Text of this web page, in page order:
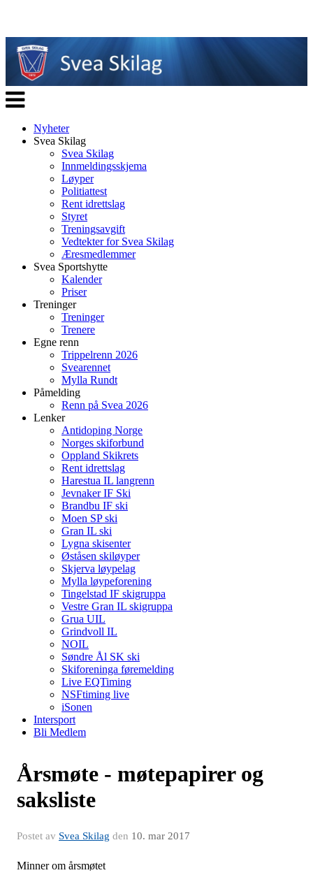
Veksle
navigasjon
Nyheter
Svea Skilag
Svea Skilag
Innmeldingsskjema
Løyper
Politiattest
Rent idrettslag
Styret
Treningsavgift
Vedtekter for Svea Skilag
Æresmedlemmer
Svea Sportshytte
Kalender
Priser
Treninger
Treninger
Trenere
Egne renn
Trippelrenn 2026
Svearennet
Mylla Rundt
Påmelding
Renn på Svea 2026
Lenker
Antidoping Norge
Norges skiforbund
Oppland Skikrets
Rent idrettslag
Harestua IL langrenn
Jevnaker IF Ski
Brandbu IF ski
Moen SP ski
Gran IL ski
Lygna skisenter
Øståsen skiløyper
Skjerva løypelag
Mylla løypeforening
Tingelstad IF skigruppa
Vestre Gran IL skigruppa
Grua UIL
Grindvoll IL
NOIL
Søndre Ål SK ski
Skiforeninga føremelding
Live EQTiming
NSFtiming live
iSonen
Intersport
Bli Medlem
Årsmøte - møtepapirer og
saksliste
Postet av Svea Skilag den 10. mar 2017
Minner om årsmøtet